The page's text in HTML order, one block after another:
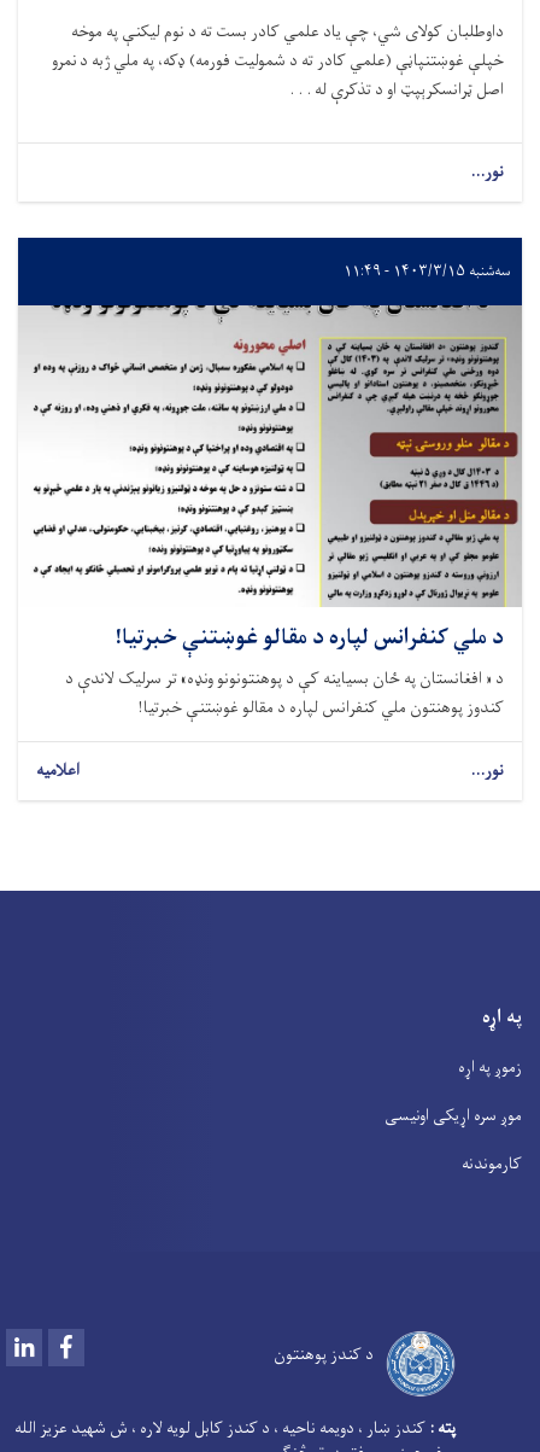
داوطلبان کولای شي، چې یاد علمي کادر بست ته د نوم لیکنې په موخه
خپلې غوښتنپاڼې (علمي کادر ته د شمولیت فورمه) ډکه، په ملي ژبه د نمرو
اصل ټرانسکرېپټ او د تذکرې له . . .
نور...
سه‌شنبه ۱۴۰۳/۳/۱۵ - ۱۱:۴۹
د ملي کنفرانس لپاره د مقالو غوښتنې خبرتیا!
د « افغانستان په ځان بسیاینه کې د پوهنتونونو ونډه» تر سرلیک لاندې د
کندوز پوهنتون ملي کنفرانس لپاره د مقالو غوښتنې خبرتیا!
نور... اعلامیه
په اړه
زموږ په اړه
موږ سره اړیکی اونیسی
کارموندنه
د کندز پوهنتون LinkedIn
پته : کندز ښار ، دویمه ناحیه ، د کندز کابل لویه لاره ، ش شهید عزیز الله